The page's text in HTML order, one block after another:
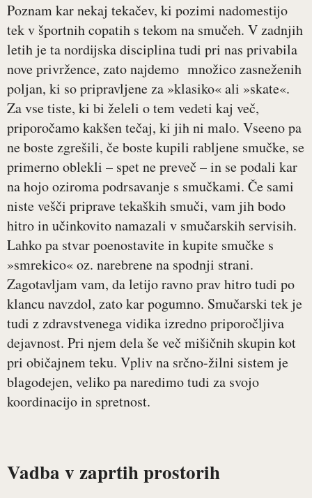
Poznam kar nekaj tekačev, ki pozimi nadomestijo
tek v športnih copatih s tekom na smučeh. V zadnjih
letih je ta nordijska disciplina tudi pri nas privabila
nove privržence, zato najdemo množico zasneženih
poljan, ki so pripravljene za »klasiko« ali »skate«.
Za vse tiste, ki bi želeli o tem vedeti kaj več,
priporočamo kakšen tečaj, ki jih ni malo. Vseeno pa
ne boste zgrešili, če boste kupili rabljene smučke, se
primerno oblekli – spet ne preveč – in se podali kar
na hojo oziroma podrsavanje s smučkami. Če sami
niste vešči priprave tekaških smuči, vam jih bodo
hitro in učinkovito namazali v smučarskih servisih.
Lahko pa stvar poenostavite in kupite smučke s
»smrekico« oz. narebrene na spodnji strani.
Zagotavljam vam, da letijo ravno prav hitro tudi po
klancu navzdol, zato kar pogumno. Smučarski tek je
tudi z zdravstvenega vidika izredno priporočljiva
dejavnost. Pri njem dela še več mišičnih skupin kot
pri običajnem teku. Vpliv na srčno-žilni sistem je
blagodejen, veliko pa naredimo tudi za svojo
koordinacijo in spretnost.
Vadba v zaprtih prostorih